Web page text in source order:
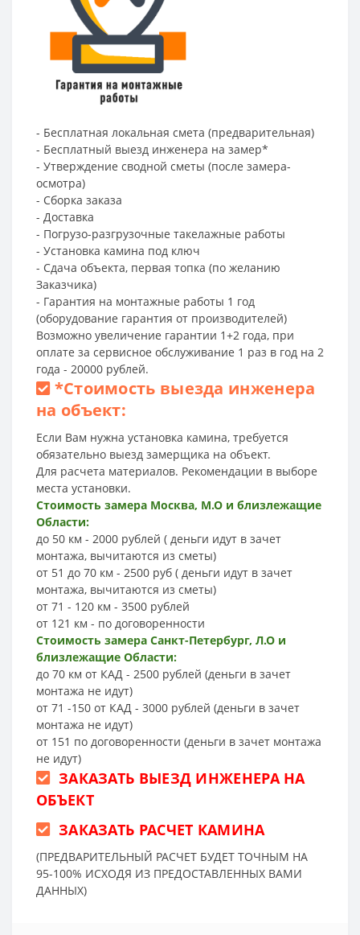
- Бесплатная локальная смета (предварительная)
- Бесплатный выезд инженера на замер*
- Утверждение сводной сметы (после замера-
осмотра)
- Сборка заказа
- Доставка
- Погрузо-разгрузочные такелажные работы
- Установка камина под ключ
- Сдача объекта, первая топка (по желанию
Заказчика)
- Гарантия на монтажные работы 1 год
(оборудование гарантия от производителей)
Возможно увеличение гарантии 1+2 года, при
оплате за сервисное обслуживание 1 раз в год на 2
года - 20000 рублей.
*Стоимость выезда инженера
на объект:
Если Вам нужна установка камина, требуется
обязательно выезд замерщика на объект.
Для расчета материалов. Рекомендации в выборе
места установки.
Стоимость замера Москва, М.О и близлежащие
Области:
до 50 км - 2000 рублей ( деньги идут в зачет
монтажа, вычитаются из сметы)
от 51 до 70 км - 2500 руб ( деньги идут в зачет
монтажа, вычитаются из сметы)
от 71 - 120 км - 3500 рублей
от 121 км - по договоренности
Стоимость замера Санкт-Петербург, Л.О и
близлежащие Области:
до 70 км от КАД - 2500 рублей (деньги в зачет
монтажа не идут)
от 71 -150 от КАД - 3000 рублей (деньги в зачет
монтажа не идут)
от 151 по договоренности (деньги в зачет монтажа
не идут)
ЗАКАЗАТЬ ВЫЕЗД ИНЖЕНЕРА НА
ОБЪЕКТ
ЗАКАЗАТЬ РАСЧЕТ КАМИНА
(ПРЕДВАРИТЕЛЬНЫЙ РАСЧЕТ БУДЕТ ТОЧНЫМ НА
95-100% ИСХОДЯ ИЗ ПРЕДОСТАВЛЕННЫХ ВАМИ
ДАННЫХ)